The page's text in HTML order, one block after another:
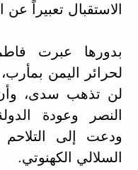
الاستقبال تعبيراً عن
بدورها عبرت
لحرائر اليمن
لن تذهب سدى،
النصر وعودة
ودعت إلى
السلالي الكهنوتي.